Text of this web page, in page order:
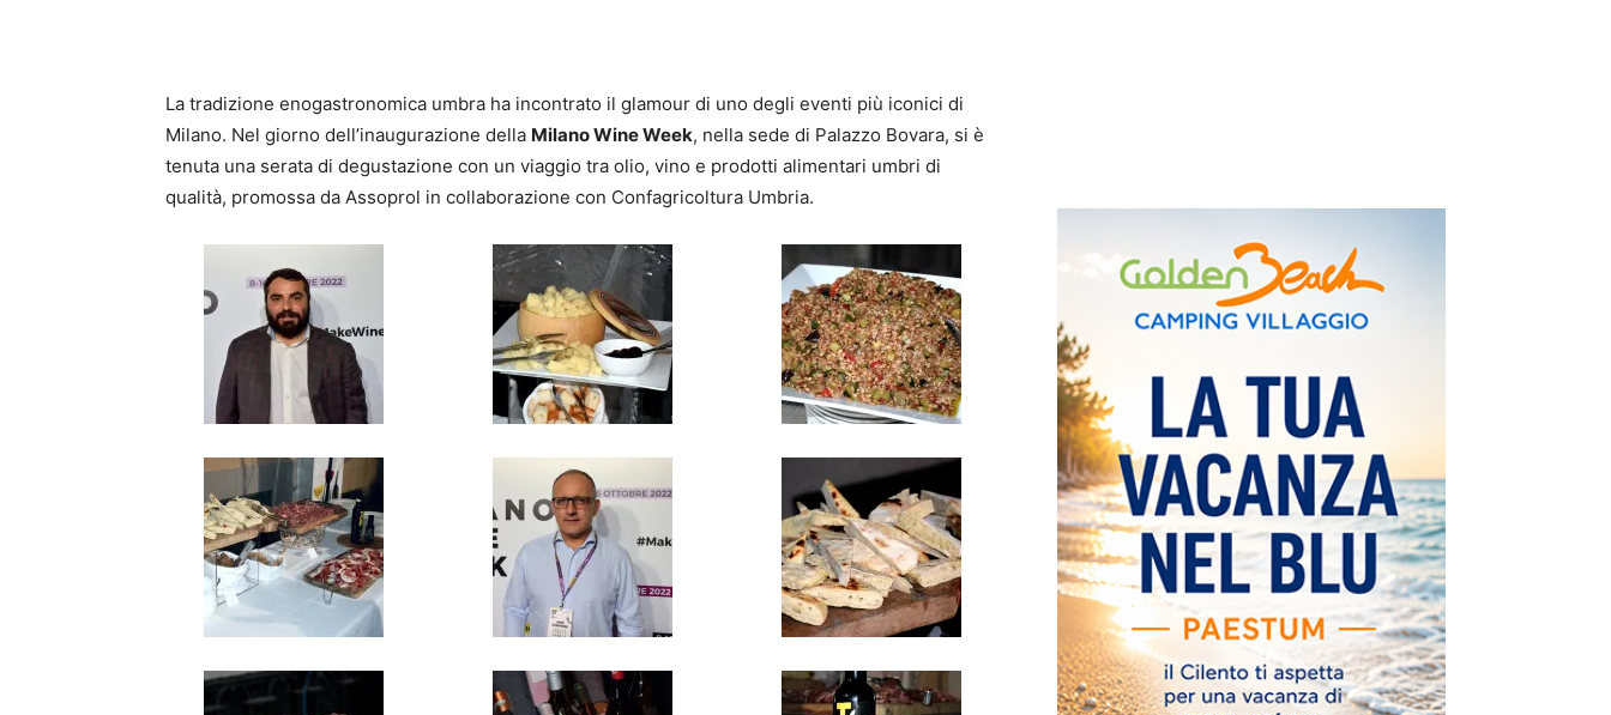
La tradizione enogastronomica umbra ha incontrato il glamour di uno degli eventi più iconici di
Milano. Nel giorno dell’inaugurazione della Milano Wine Week, nella sede di Palazzo Bovara, si è
tenuta una serata di degustazione con un viaggio tra olio, vino e prodotti alimentari umbri di
qualità, promossa da Assoprol in collaborazione con Confagricoltura Umbria.